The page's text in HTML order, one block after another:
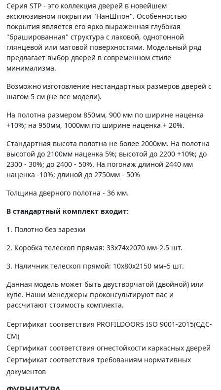
Серия STP - это коллекция дверей в новейшем
эксклюзивном покрытии "НанШпон". Особенностью
покрытия является его ярко выраженная глубокая
"брашированная" структура с лаковой, однотонной
глянцевой или матовой поверхностями. Модельный ряд
предлагает выбор дверей в современном стиле
минимализма.
Возможно изготовление нестандартных размеров дверей с
шагом 5 см (не все модели).
На полотна размером 850мм, 900 мм по ширине наценка
+10%; на 950мм, 1000мм по ширине наценка + 20%.
Стандартная высота полотна не более 2000мм. На полотна
высотой до 2100мм наценка 5%; высотой до 2200 +10%; до
2300 - 30%; до 2400 - 50%. На погонаж длиной 2440 мм
наценка -10%; длиной до 2750мм - 50%
Толщина дверного полотна - 36 мм.
В стандартный комплект входит:
1. Полотно без зарезки
2. Коробка телескоп прямая: 33х74х2070 мм-2.5 шт.
3. Наличник телескоп прямой: 10х80х2150 мм–5 шт.
Данная модель может быть двустворчатой (двойной) или
купе. Наши менеджеры проконсультируют вас и
рассчитают стоимость комплекта.
Сертификат соответствия PROFILDOORS ISO 9001-2015(СДС-
СМ)
Сертификат соответствия огнестойкости каркасных дверей
Сертификат соответствия требованиям нормативных
документов